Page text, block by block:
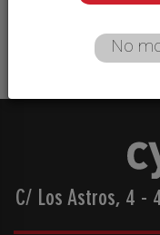
C/ Los Astros, 4 -
No